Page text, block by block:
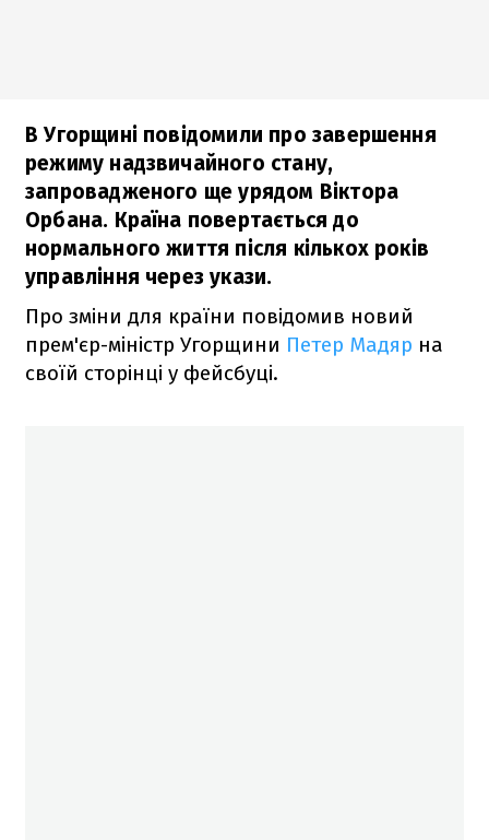
В Угорщині повідомили про завершення
режиму надзвичайного стану,
запровадженого ще урядом Віктора
Орбана. Країна повертається до
нормального життя після кількох років
управління через укази.
Про зміни для країни повідомив новий
прем'єр-міністр Угорщини Петер Мадяр на
своїй сторінці у фейсбуці.